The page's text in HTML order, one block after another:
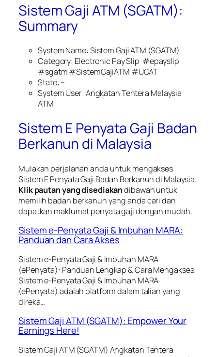
Sistem Gaji ATM (SGATM):
Summary
System Name: Sistem Gaji ATM (SGATM)
Category: Electronic Pay Slip #epayslip
#sgatm #SistemGajiATM #UGAT
State: –
System User: Angkatan Tentera Malaysia
ATM
Sistem E Penyata Gaji Badan
Berkanun di Malaysia
Mulakan perjalanan anda untuk mengakses
Sistem E Penyata Gaji Badan Berkanun di Malaysia.
Klik pautan yang disediakandibawah untuk
memilih badan berkanun yang anda cari dan
dapatkan maklumat penyata gaji dengan mudah.
Sistem e-Penyata Gaji & Imbuhan MARA:
Panduan dan Cara Akses
Sistem e-Penyata Gaji & Imbuhan MARA
(ePenyata): Panduan Lengkap & Cara Mengakses
Sistem e-Penyata Gaji & Imbuhan MARA
(ePenyata) adalah platform dalam talian yang
direka…
Sistem Gaji ATM (SGATM): Empower Your
Earnings Here!
Sistem Gaji ATM (SGATM) Angkatan Tentera